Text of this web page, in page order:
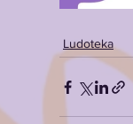
Ludoteka